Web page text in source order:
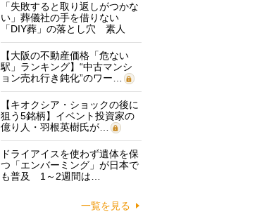
「失敗すると取り返しがつかな
い」葬儀社の手を借りない
「DIY葬」の落とし穴 素人
に…
【大阪の不動産価格「危ない
駅」ランキング】“中古マンシ
ョン売れ行き鈍化”のワー…
【キオクシア・ショックの後に
狙う5銘柄】イベント投資家の
億り人・羽根英樹氏が…
ドライアイスを使わず遺体を保
つ「エンバーミング」が日本で
も普及 1～2週間は…
一覧を見る